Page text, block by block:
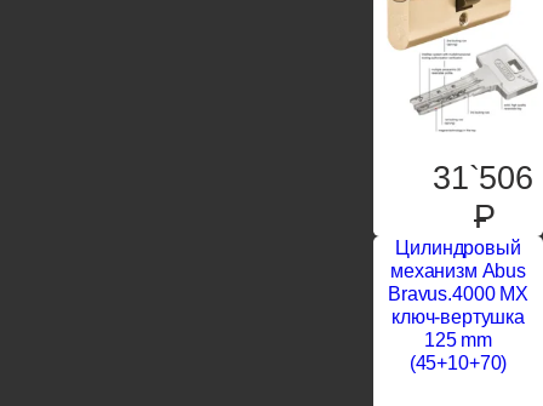
31`506
P
Цилиндровый
механизм Abus
Bravus.4000 MX
ключ-вертушка
125 mm
(45+10+70)